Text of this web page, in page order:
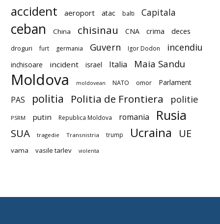
accident aeroport atac balti Capitala
ceban China chisinau CNA crima deces
droguri furt germania Guvern Igor Dodon incendiu
inchisoare incident israel Italia Maia Sandu
Moldova moldovean NATO omor Parlament
PAS politia Politia de Frontiera politie
PSRM putin Republica Moldova romania Rusia
SUA tragedie Transnistria trump Ucraina UE
vama vasile tarlev violenta